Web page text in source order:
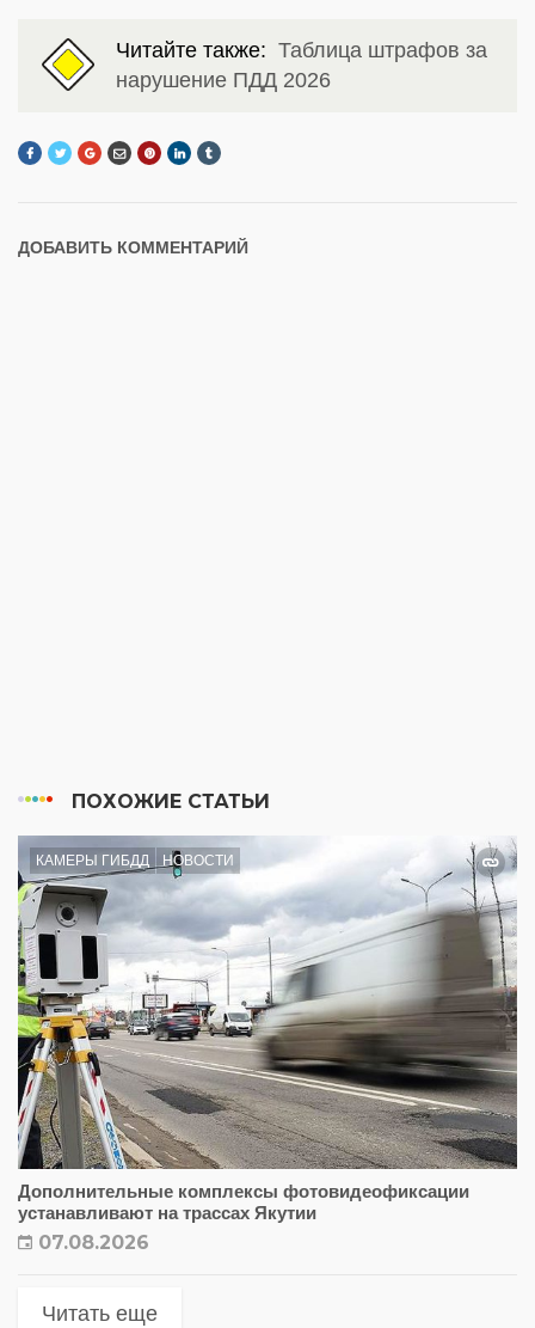
Читайте также: Таблица штрафов за
нарушение ПДД 2026
ДОБАВИТЬ КОММЕНТАРИЙ
ПОХОЖИЕ СТАТЬИ
КАМЕРЫ ГИБДД НОВОСТИ
Дополнительные комплексы фотовидеофиксации
устанавливают на трассах Якутии
07.08.2026
Читать еще